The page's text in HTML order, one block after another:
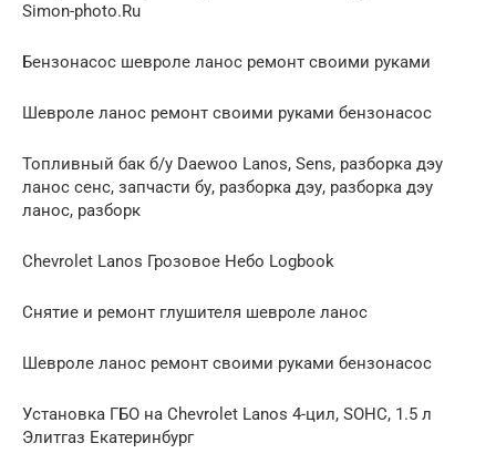
Simon-photo.Ru
Бензонасос шевроле ланос ремонт своими руками
Шевроле ланос ремонт своими руками бензонасос
Топливный бак б/у Daewoo Lanos, Sens, разборка дэу
ланос сенс, запчасти бу, разборка дэу, разборка дэу
ланос, разборк
Chevrolet Lanos Грозовое Небо Logbook
Снятие и ремонт глушителя шевроле ланос
Шевроле ланос ремонт своими руками бензонасос
Установка ГБО на Chevrolet Lanos 4-цил, SOHC, 1.5 л
Элитгаз Екатеринбург